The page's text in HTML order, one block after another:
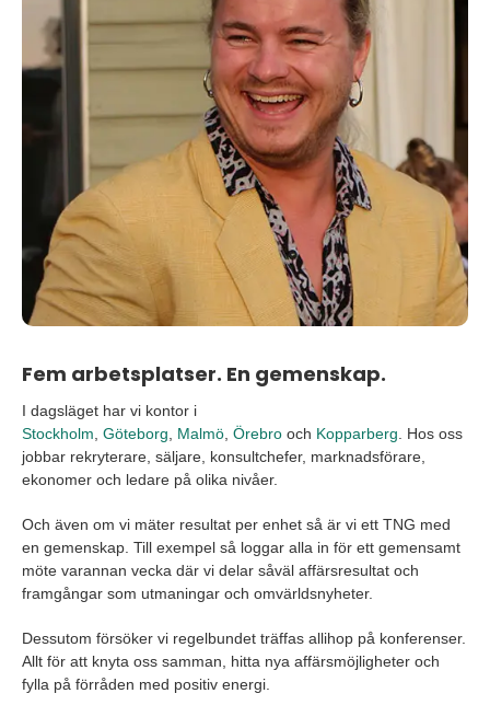
Fem arbetsplatser. En gemenskap.
I dagsläget har vi kontor i
Stockholm Göteborg Malmö Örebro och Kopparberg . Hos oss
jobbar rekryterare, säljare, konsultchefer, marknadsförare,
ekonomer och ledare på olika nivåer.
Och även om vi mäter resultat per enhet så är vi ett TNG med
en gemenskap. Till exempel så loggar alla in för ett gemensamt
möte varannan vecka där vi delar såväl affärsresultat och
framgångar som utmaningar och omvärldsnyheter.
Dessutom försöker vi regelbundet träffas allihop på konferenser.
Allt för att knyta oss samman, hitta nya affärsmöjligheter och
fylla på förråden med positiv energi.